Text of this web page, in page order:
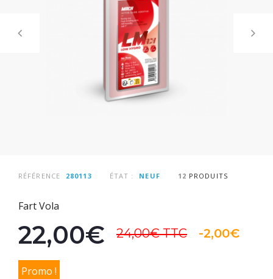
RÉFÉRENCE 280113 ÉTAT : NEUF 12 PRODUITS
Fart Vola
22,00€ 24,00€TTC -2,00€
Promo !